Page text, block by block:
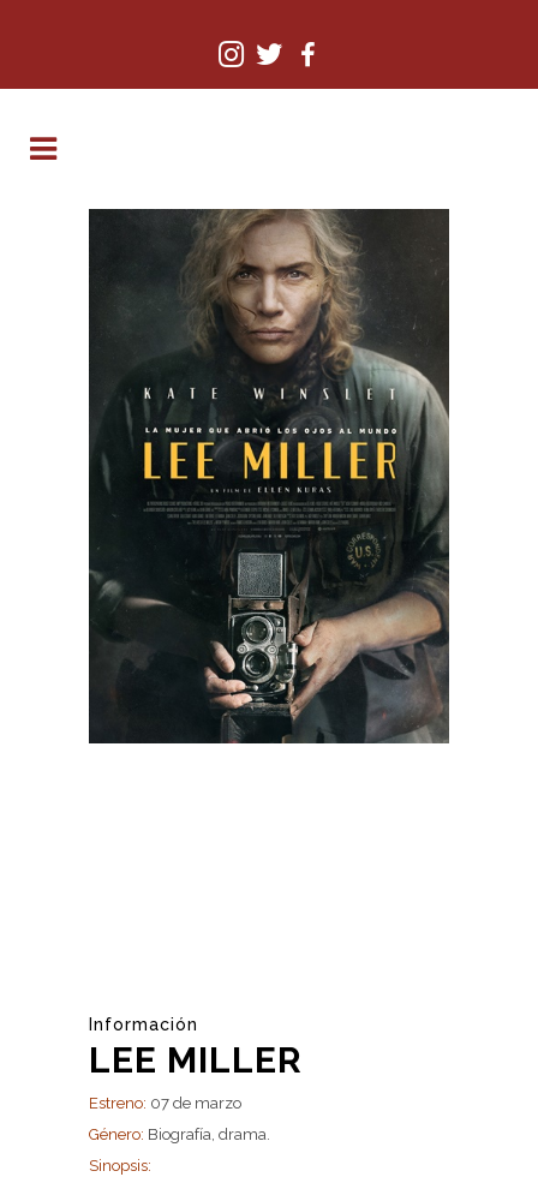
Información
LEE MILLER
Estreno: 07 de marzo
Género: Biografía, drama.
Sinopsis: